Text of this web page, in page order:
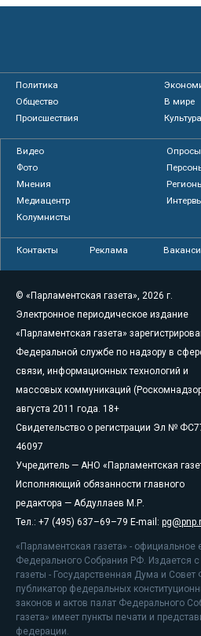
Политика
Общество
В мире
Происшествия
Культура
Видео
Опросы
Фото
Мнения
Медиацентр
Колумнисты
Контакты Реклама
© «Парламентская газета», 2026 г.
Электронное периодическое издание
«Парламентская газета»
Федеральной службе по надзору в
связи, информационных технологий и
массовых коммуникаций
августа 2011 года. 18+
Свидетельство о регистрации Эл №
46097
Учредитель — АНО «Парламентская
Исполняющий обязанности главного
редактора — Абдуллаев М.Р.
Тел.: +7 (495) 637–69–79 E-mail:
«Парламентская газета» -
Федерального Собрания РФ. Издается
газеты - Государственная Дума и
публикатор федеральных
законов и актов палат Федерального
газета» имеет пункты печати и
федерации.